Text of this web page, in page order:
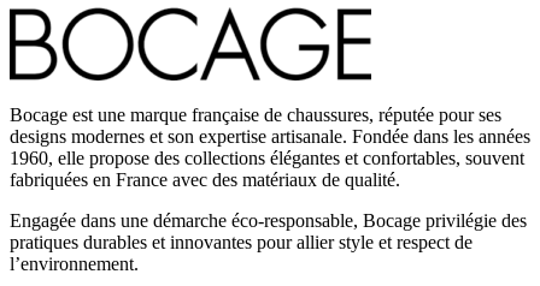
Bocage est une marque française de chaussures, réputée pour ses
designs modernes et son expertise artisanale. Fondée dans les années
1960, elle propose des collections élégantes et confortables, souvent
fabriquées en France avec des matériaux de qualité.
Engagée dans une démarche éco-responsable, Bocage privilégie des
pratiques durables et innovantes pour allier style et respect de
l’environnement.